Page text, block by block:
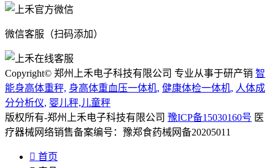
微信客服（扫码添加）
Copyright© 郑州上禾电子科技有限公司 专业从事于研产销 智
能身高体重秤, 身高体重血压一体机, 健康体检一体机, 人体成
分分析仪, 婴儿秤,儿童秤
版权所有-郑州上禾电子科技有限公司 豫ICP备15030160号 医
疗器械网络销售备案编号：豫郑食药械网备20205011
 首页